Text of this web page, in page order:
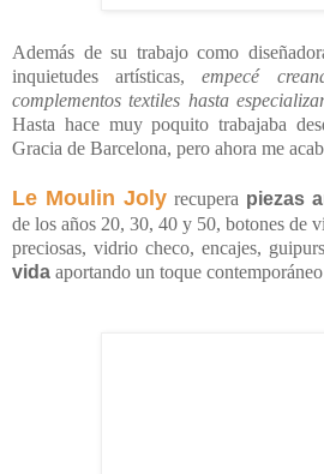
Además de su trabajo como
inquietudes artísticas,empecé
complementos textiles hasta
Hasta hace muy poquito trabajaba
Gracia de Barcelona, pero ahora me
Le Moulin Joly recupera piezas
de los años 20, 30, 40 y 50, botones de
preciosas, vidrio checo, encajes,
vida aportando un toque